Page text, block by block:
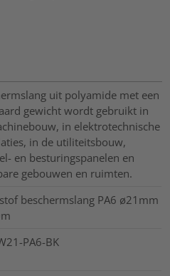
uit polyamide met een
gewicht wordt gebruikt in
in elektrotechnische
in de utiliteitsbouw,
en besturingspanelen en
gebouwen en ruimten.
beschermslang PA6 ø21mm
PA6-BK